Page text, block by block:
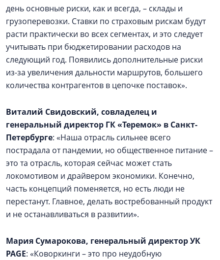
день основные риски, как и всегда, – склады и
грузоперевозки. Ставки по страховым рискам будут
расти практически во всех сегментах, и это следует
учитывать при бюджетировании расходов на
следующий год. Появились дополнительные риски
из-за увеличения дальности маршрутов, большего
количества контрагентов в цепочке поставок».
Виталий Свидовский, совладелец и
генеральный директор ГК «Теремок» в Санкт-
Петербурге: «Наша отрасль сильнее всего
пострадала от пандемии, но общественное питание –
это та отрасль, которая сейчас может стать
локомотивом и драйвером экономики. Конечно,
часть концепций поменяется, но есть люди не
перестанут. Главное, делать востребованный продукт
и не останавливаться в развитии».
Мария Сумарокова, генеральный директор УК
PAGE: «Коворкинги – это про неудобную